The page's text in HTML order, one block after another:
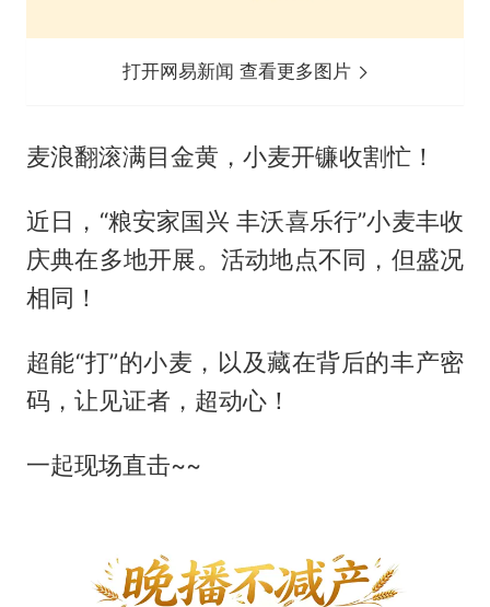
打开网易新闻 查看更多图片
麦浪翻滚满目金黄，小麦开镰收割忙！
近日，“粮安家国兴 丰沃喜乐行”小麦丰收
庆典在多地开展。活动地点不同，但盛况
相同！
超能“打”的小麦，以及藏在背后的丰产密
码，让见证者，超动心！
一起现场直击~~